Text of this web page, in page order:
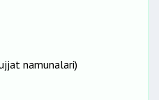
namunalari)